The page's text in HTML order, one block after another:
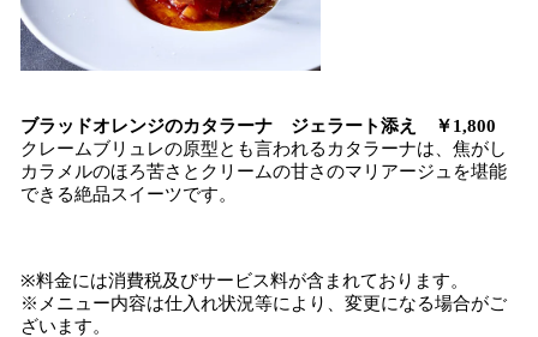
ブラッドオレンジのカタラーナ ジェラート添え ￥1,800
クレームブリュレの原型とも言われるカタラーナは、焦がし
カラメルのほろ苦さとクリームの甘さのマリアージュを堪能
できる絶品スイーツです。
※料金には消費税及びサービス料が含まれております。
※メニュー内容は仕入れ状況等により、変更になる場合がご
ざいます。